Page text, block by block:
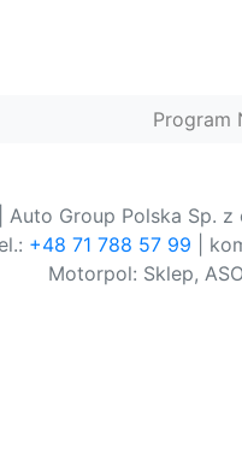
Program
| Auto Group Polska Sp. z
+48 71 788 57 99 |
Motorpol: Sklep,